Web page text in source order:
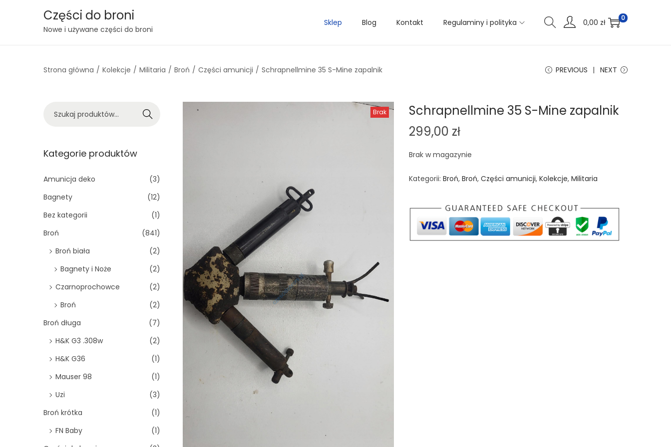
S
p
i
a
t
i
n
S
p
t
n
t
Części do broni
Nowe i używane części do broni
Sklep Blog Kontakt Regulaminy i polityka 0,00 zł 0
Strona główna / Kolekcje / Militaria / Broń / Części amunicji / Schrapnellmine 35 S-Mine zapalnik PREVIOUS NEXT
Brak
Schrapnellmine 35 S-Mine zapalnik
299,00 zł
Brak w magazynie
Kategorii: Broń, Broń, Części amunicji, Kolekcje, Militaria
k
j
:
Szukaj
Kategorie produktów
Amunicja deko
(3)
Bagnety
(12)
Bez kategorii
(1)
Broń
(841)
Broń biała
(2)
Bagnety i Noże
(2)
Czarnoprochowce
(2)
Broń
(2)
Broń długa
(7)
H&K G3 .308w
(2)
H&K G36
(1)
Mauser 98
(1)
Uzi
(3)
Broń krótka
(1)
FN Baby
(1)